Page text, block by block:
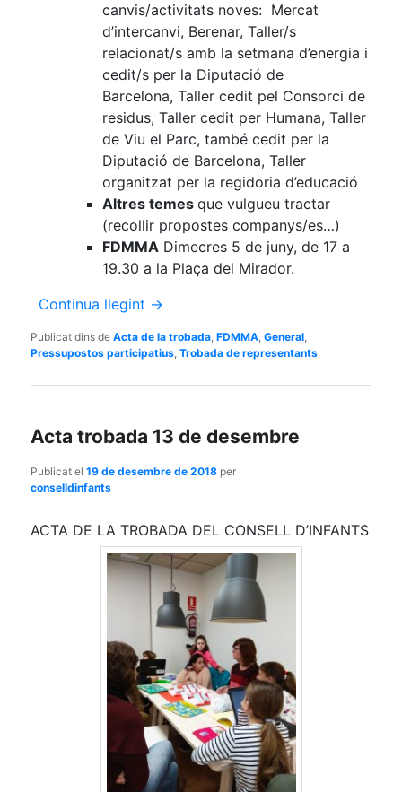
canvis/activitats noves: Mercat
d’intercanvi, Berenar, Taller/s
relacionat/s amb la setmana d’energia i
cedit/s per la Diputació de
Barcelona, Taller cedit pel Consorci de
residus, Taller cedit per Humana, Taller
de Viu el Parc, també cedit per la
Diputació de Barcelona, Taller
organitzat per la regidoria d’educació
Altres temesque vulgueu tractar
(recollir propostes companys/es…)
FDMMA Dimecres 5 de juny, de 17 a
19.30 a la Plaça del Mirador.
Continua llegint →
Publicat dins de Acta de la trobada,FDMMA,General,
Pressupostos participatius,Trobada de representants
Acta trobada 13 de desembre
Publicat el19 de desembre de 2018 per
conselldinfants
ACTA DE LA TROBADA DEL CONSELL D’INFANTS